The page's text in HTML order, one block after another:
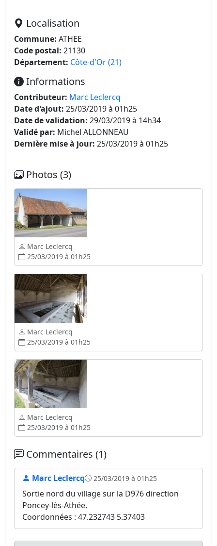
Localisation
Commune: ATHEE
Code postal: 21130
Département: Côte-d'Or (21)
Informations
Contributeur: Marc Leclercq
Date d'ajout: 25/03/2019 à 01h25
Date de validation: 29/03/2019 à 14h34
Validé par: Michel ALLONNEAU
Dernière mise à jour: 25/03/2019 à 01h25
Photos (3)
Marc Leclercq
25/03/2019 à 01h25
Marc Leclercq
25/03/2019 à 01h25
Marc Leclercq
25/03/2019 à 01h25
Commentaires (1)
Marc Leclercq 25/03/2019 à 01h25
Sortie nord du village sur la D976 direction
Poncey-lès-Athée.
Coordonnées : 47.232743 5.37403